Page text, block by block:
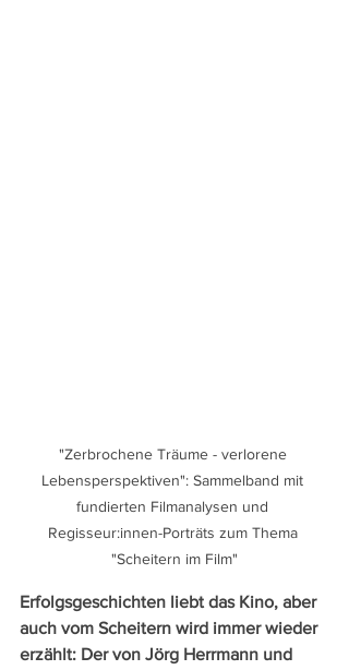
"Zerbrochene Träume - verlorene
Lebensperspektiven": Sammelband mit
fundierten Filmanalysen und
Regisseur:innen-Porträts zum Thema
"Scheitern im Film"
Erfolgsgeschichten liebt das Kino, aber
auch vom Scheitern wird immer wieder
erzählt: Der von Jörg Herrmann und